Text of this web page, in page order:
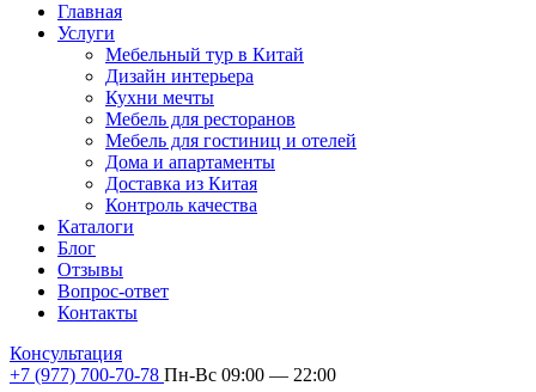
Главная
Услуги
Мебельный тур в Китай
Дизайн интерьера
Кухни мечты
Мебель для ресторанов
Мебель для гостиниц и отелей
Дома и апартаменты
Доставка из Китая
Контроль качества
Каталоги
Блог
Отзывы
Вопрос-ответ
Контакты
Консультация
+7 (977) 700-70-78 Пн-Вс 09:00 — 22:00